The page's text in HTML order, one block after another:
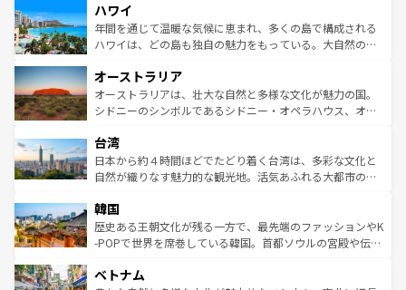
ば市内交通費無料で観光を楽しむこともできる。 なお、新
着のスイス情報はコンテンツ一覧 を参照してほしい。
のような巨大都市は、観光、ショッピング、エンターテイ
ンメントが詰まった刺激的なスポットだ。一方、アメリカ
西部には大自然が広がり、グランドキャニオンやイエロー
部のニューオーリンズでは、音楽と美食が融合した独特の
文化が魅力。旅行者はアメリカの各地域で異なる魅力を楽
しみながら、その多様性と豊かな歴史を感じることができ
ならではの贅沢な旅のスタイルだ。 なお、新着のアメリカ
情報はコンテンツ一覧を参照してほしい。
ハワイ
年間を通じて温暖な気候に恵まれ、多くの島で構成される
ハワイは、どの島も独自の魅力をもっている。大自然の神
ワイ島は見逃せない。また、定番の観光地といえばオアフ
島だが、静かな自然を求めるならマウイ島やカウアイ島が
おすすめ。エメラルドグリーンに輝く海をはじめ、豊かな
れるおもてなしの心で訪れる人々を迎えてくれるハワイの
人々、おいしいローカルフードやハワイアンミュージッ
ク、伝統的なフラダンスなど、すべてがハワイの魅力を彩
ワイを、存分に味わってほしい。 なお、新着のハワイ情報
はコンテンツ一覧を参照してほしい。
オーストラリア
オーストラリアは、壮大な自然と多様な文化が魅力の国。
シドニーのシンボルであるシドニー・オペラハウス、オー
リアリーフや大陸中央部にそびえるウルル（エアーズロッ
ク）、タスマニアの美しい原生林やケアンズの熱帯雨林な
ど、見どころがたくさん。また、カフェやワイン、オージ
いる。アクティビティも充実しており、サーフィンやダイ
ビング、ハイキングなど、アウトドア好きにはたまらな
い。オーストラリアの多彩な魅力を存分に味わいつくそ
参照してほしい。
台湾
日本から約４時間ほどでたどり着く台湾は、多彩な文化と
自然が織りなす魅力的な観光地。活気あふれる大都市の台
ン）、静ひつな山岳地帯である台湾東部など、都市の喧騒
と山間の静けさが共存しており、訪れる人に新しい発見と
驚きをもたらしてくれる。また、奥深い台湾の食文化も魅
容にもいいと評判のスイーツなど、バラエティ豊かな料理
韓国
歴史ある王朝文化が残る一方で、最先端のファッションやK
-POPで世界を席巻している韓国。首都ソウルの宮殿や伝統
き、地方に足を延ばせば四季折々の自然美を楽しむことが
ベトナム